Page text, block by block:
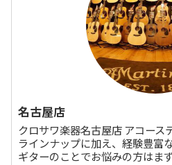
名古屋店
クロサワ楽器名古屋店 アコース
ラインナップに加え、経験豊富
ギターのことでお悩みの方はま